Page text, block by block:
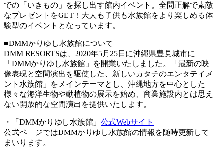
での「いきもの」を探し出す館内イベント。全問正解で素敵
なプレゼントをGET！大人も子供も水族館をより楽しめる体
験型のイベントとなっています。
■DMMかりゆし水族館について
DMM RESORTSは、2020年5月25日に沖縄県豊見城市に
「DMMかりゆし水族館」を開業いたしました。「最新の映
像表現と空間演出を駆使した、新しいカタチのエンタテイメ
ント水族館」をメインテーマとし、沖縄地方を中心とした
様々な海洋生物や動植物の展示を始め、商業施設内とは思え
ない開放的な空間演出を提供いたします。
・「DMMかりゆし水族館」 公式Webサイト
公式ページではDMMかりゆし水族館の情報を随時更新して
まいります。